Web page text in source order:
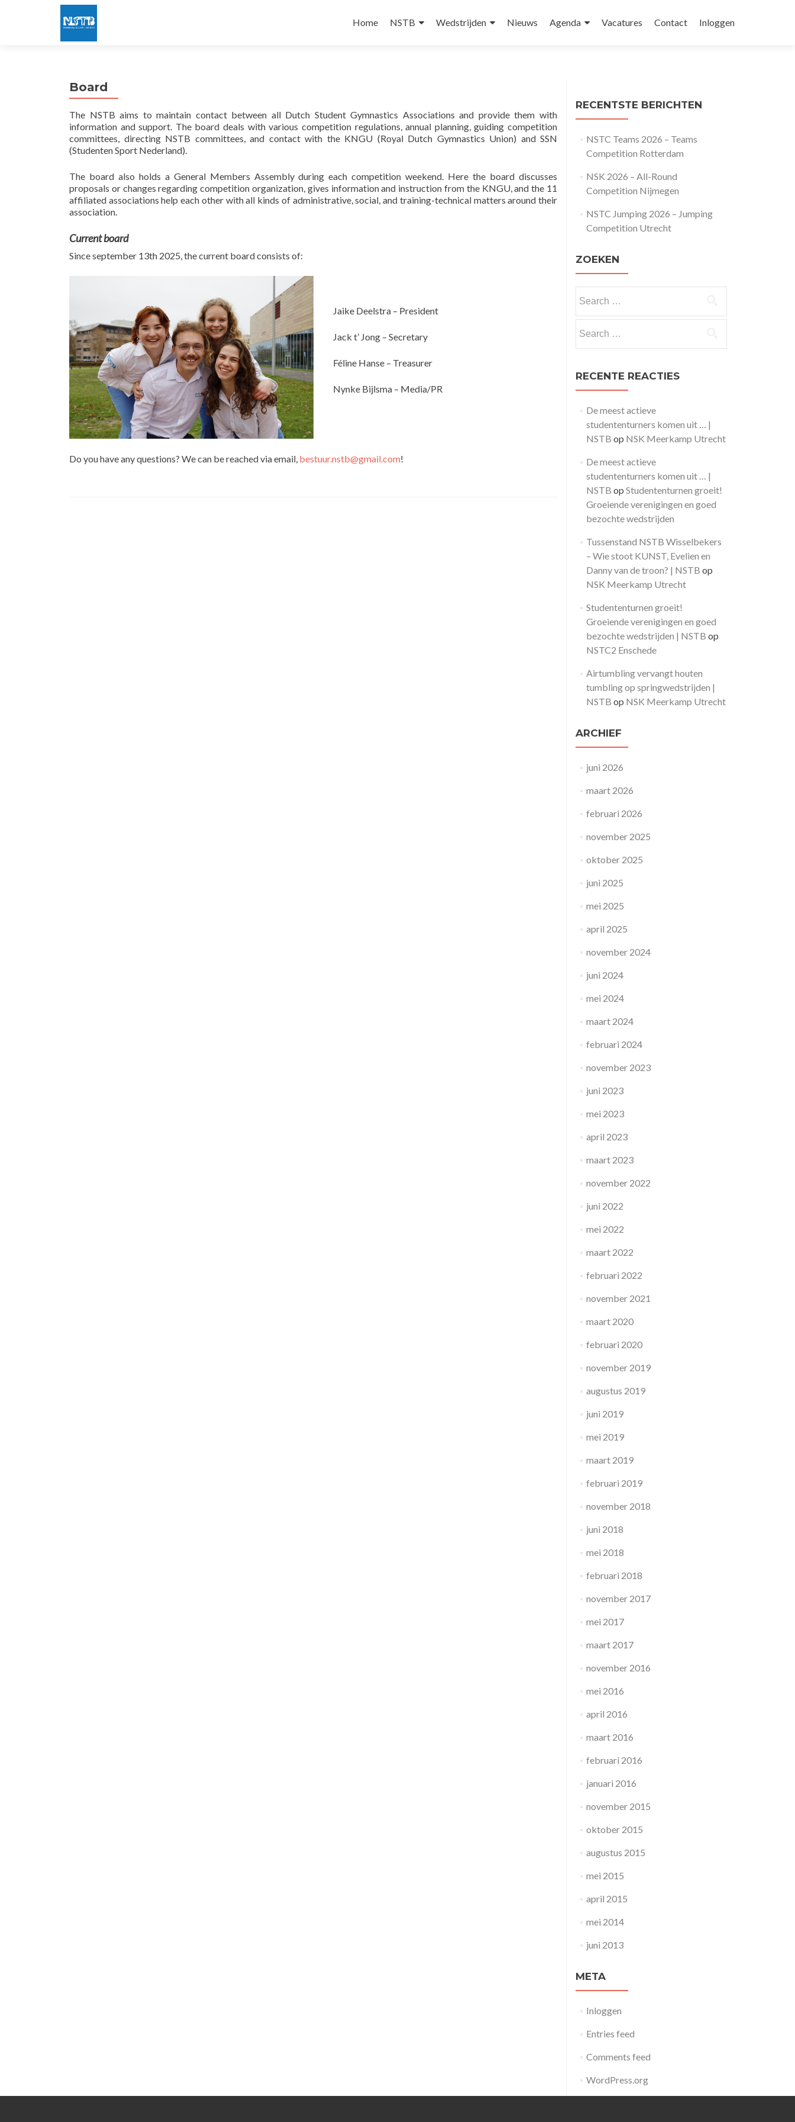
to
Home NSTB Wedstrijden Nieuws Agenda Vacatures Contact Inloggen
Board
The NSTB aims to maintain contact between all Dutch Student Gymnastics Associations and provide them with
information and support. The board deals with various competition regulations, annual planning, guiding competition
committees, directing NSTB committees, and contact with the KNGU (Royal Dutch Gymnastics Union) and SSN
(Studenten Sport Nederland).
The board also holds a General Members Assembly during each competition weekend. Here the board discusses
proposals or changes regarding competition organization, gives information and instruction from the KNGU, and the 11
affiliated associations help each other with all kinds of administrative, social, and training-technical matters around their
association.
Current board
Since september 13th 2025, the current board consists of:
Jaike Deelstra – President
Jack t’ Jong – Secretary
Féline Hanse – Treasurer
Nynke Bijlsma – Media/PR
Do you have any questions? We can be reached via email, bestuur.nstb@gmail.com!
RECENTSTE BERICHTEN
NSTC Teams 2026 – Teams
Competition Rotterdam
NSK 2026 – All-Round
Competition Nijmegen
NSTC Jumping 2026 – Jumping
Competition Utrecht
ZOEKEN
for:
for:
RECENTE REACTIES
De meest actieve
studententurners komen uit … |
NSTB op NSK Meerkamp Utrecht
De meest actieve
studententurners komen uit … |
NSTB op Studententurnen groeit!
Groeiende verenigingen en goed
bezochte wedstrijden
Tussenstand NSTB Wisselbekers
– Wie stoot KUNST, Evelien en
Danny van de troon? | NSTB op
NSK Meerkamp Utrecht
Studententurnen groeit!
Groeiende verenigingen en goed
bezochte wedstrijden | NSTB op
NSTC2 Enschede
Airtumbling vervangt houten
tumbling op springwedstrijden |
NSTB op NSK Meerkamp Utrecht
ARCHIEF
juni 2026
maart 2026
februari 2026
november 2025
oktober 2025
juni 2025
mei 2025
april 2025
november 2024
juni 2024
mei 2024
maart 2024
februari 2024
november 2023
juni 2023
mei 2023
april 2023
maart 2023
november 2022
juni 2022
mei 2022
maart 2022
februari 2022
november 2021
maart 2020
februari 2020
november 2019
augustus 2019
juni 2019
mei 2019
maart 2019
februari 2019
november 2018
juni 2018
mei 2018
februari 2018
november 2017
mei 2017
maart 2017
november 2016
mei 2016
april 2016
maart 2016
februari 2016
januari 2016
november 2015
oktober 2015
augustus 2015
mei 2015
april 2015
mei 2014
juni 2013
META
Inloggen
Entries feed
Comments feed
WordPress.org